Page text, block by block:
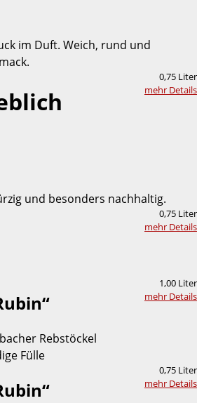
im Duft. Weich, rund und
0,75 Liter
mehr Details
und besonders nachhaltig.
0,75 Liter
mehr Details
1,00 Liter
mehr Details
Rebstöckel
Fülle
0,75 Liter
mehr Details